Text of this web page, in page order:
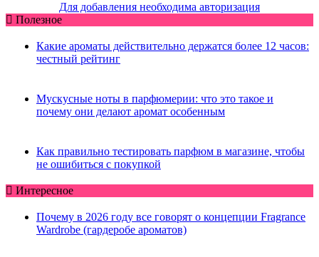
Для добавления необходима авторизация
Полезное
Какие ароматы действительно держатся более 12 часов:
честный рейтинг
Мускусные ноты в парфюмерии: что это такое и
почему они делают аромат особенным
Как правильно тестировать парфюм в магазине, чтобы
не ошибиться с покупкой
Интересное
Почему в 2026 году все говорят о концепции Fragrance
Wardrobe (гардеробе ароматов)